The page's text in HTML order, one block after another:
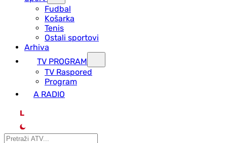
Fudbal
Košarka
Tenis
Ostali sportovi
Arhiva
TV PROGRAM
ТV Raspored
Program
A RADIO
L